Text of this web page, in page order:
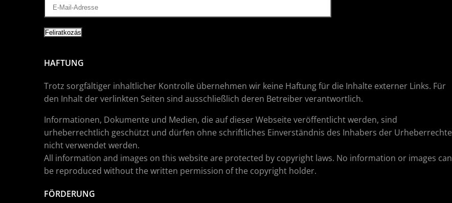
HAFTUNG
Trotz sorgfältiger inhaltlicher Kontrolle übernehmen wir keine Haftung für die Inhalte externer Links. Für
den Inhalt der verlinkten Seiten sind ausschließlich deren Betreiber verantwortlich.
Informationen, Dokumente und Medien, die auf dieser Webseite veröffentlicht werden, sind
urheberrechtlich geschützt und dürfen ohne schriftliches Einverständnis des Inhabers der Urheberrechte
nicht verwendet werden.
All information and images on this website are protected by copyright laws. No information or images can
be reproduced without the written permission of the copyright holder.
FÖRDERUNG